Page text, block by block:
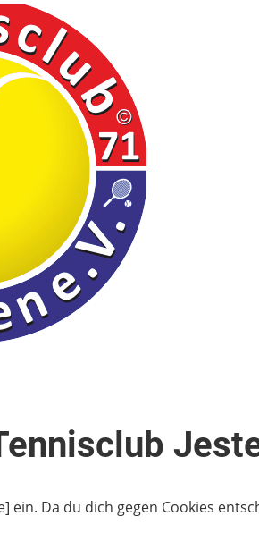
Da du dich gegen Cookies